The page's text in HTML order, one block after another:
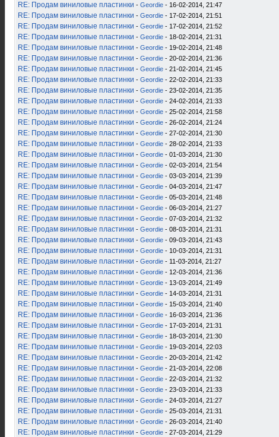
RE: Продам виниловые пластинки - Geordie - 16-02-2014, 21:47
RE: Продам виниловые пластинки - Geordie - 17-02-2014, 21:51
RE: Продам виниловые пластинки - Geordie - 17-02-2014, 21:52
RE: Продам виниловые пластинки - Geordie - 18-02-2014, 21:31
RE: Продам виниловые пластинки - Geordie - 19-02-2014, 21:48
RE: Продам виниловые пластинки - Geordie - 20-02-2014, 21:36
RE: Продам виниловые пластинки - Geordie - 21-02-2014, 21:45
RE: Продам виниловые пластинки - Geordie - 22-02-2014, 21:33
RE: Продам виниловые пластинки - Geordie - 23-02-2014, 21:35
RE: Продам виниловые пластинки - Geordie - 24-02-2014, 21:33
RE: Продам виниловые пластинки - Geordie - 25-02-2014, 21:58
RE: Продам виниловые пластинки - Geordie - 26-02-2014, 21:24
RE: Продам виниловые пластинки - Geordie - 27-02-2014, 21:30
RE: Продам виниловые пластинки - Geordie - 28-02-2014, 21:33
RE: Продам виниловые пластинки - Geordie - 01-03-2014, 21:30
RE: Продам виниловые пластинки - Geordie - 02-03-2014, 21:54
RE: Продам виниловые пластинки - Geordie - 03-03-2014, 21:39
RE: Продам виниловые пластинки - Geordie - 04-03-2014, 21:47
RE: Продам виниловые пластинки - Geordie - 05-03-2014, 21:48
RE: Продам виниловые пластинки - Geordie - 06-03-2014, 21:27
RE: Продам виниловые пластинки - Geordie - 07-03-2014, 21:32
RE: Продам виниловые пластинки - Geordie - 08-03-2014, 21:31
RE: Продам виниловые пластинки - Geordie - 09-03-2014, 21:43
RE: Продам виниловые пластинки - Geordie - 10-03-2014, 21:31
RE: Продам виниловые пластинки - Geordie - 11-03-2014, 21:27
RE: Продам виниловые пластинки - Geordie - 12-03-2014, 21:36
RE: Продам виниловые пластинки - Geordie - 13-03-2014, 21:49
RE: Продам виниловые пластинки - Geordie - 14-03-2014, 21:31
RE: Продам виниловые пластинки - Geordie - 15-03-2014, 21:40
RE: Продам виниловые пластинки - Geordie - 16-03-2014, 21:36
RE: Продам виниловые пластинки - Geordie - 17-03-2014, 21:31
RE: Продам виниловые пластинки - Geordie - 18-03-2014, 21:30
RE: Продам виниловые пластинки - Geordie - 19-03-2014, 22:03
RE: Продам виниловые пластинки - Geordie - 20-03-2014, 21:42
RE: Продам виниловые пластинки - Geordie - 21-03-2014, 22:08
RE: Продам виниловые пластинки - Geordie - 22-03-2014, 21:32
RE: Продам виниловые пластинки - Geordie - 23-03-2014, 21:33
RE: Продам виниловые пластинки - Geordie - 24-03-2014, 21:27
RE: Продам виниловые пластинки - Geordie - 25-03-2014, 21:31
RE: Продам виниловые пластинки - Geordie - 26-03-2014, 21:40
RE: Продам виниловые пластинки - Geordie - 27-03-2014, 21:29